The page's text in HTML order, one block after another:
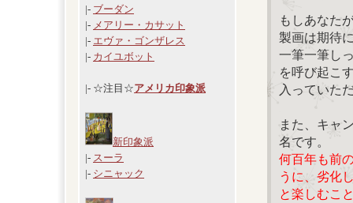
|- ブーダン
|- メアリー・カサット
|- エヴァ・ゴンザレス
|- カイユボット
|- ☆注目☆アメリカ印象派
新印象派
|- スーラ
|- シニャック
もしあなた
製画は期待
一筆一筆し
を呼び起こ
入っていた
また、キャ
名です。
何百年も前
うに、劣化
と楽しむこ